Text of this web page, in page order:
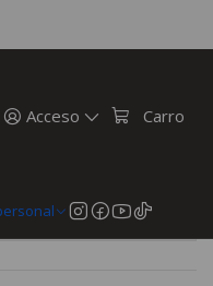
Acceso Carro
Punta Fina